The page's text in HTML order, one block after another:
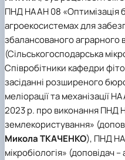
аудит»
ПНД НААН 08 «Оптимізація
агроекосистемах для
збалансованого аграрного
(Сільськогосподарська
Співробітники кафедри
засіданні розширеного
меліорації та механізації
2023 р. про виконання ПНД
землекористування»
Микола ТКАЧЕНКО), ПНД
мікробіологія» (доповідач